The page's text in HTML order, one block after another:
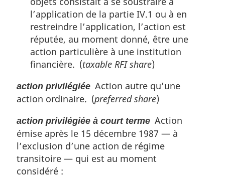
l’application de la partie IV.1 ou à en
restreindre l’application, l’action est
réputée, au moment donné, être une
action particulière à une institution
financière. (taxable RFI share)
action privilégiée Action autre qu’une
action ordinaire. (preferred share)
action privilégiée à court terme Action
émise après le 15 décembre 1987 — à
l’exclusion d’une action de régime
transitoire — qui est au moment
considéré :